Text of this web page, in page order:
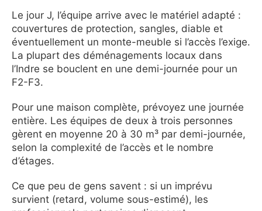
Le jour J, l’équipe arrive avec le matériel adapté :
couvertures de protection, sangles, diable et
éventuellement un monte-meuble si l’accès l’exige.
La plupart des déménagements locaux dans
l’Indre se bouclent en une demi-journée pour un
F2-F3.
Pour une maison complète, prévoyez une journée
entière. Les équipes de deux à trois personnes
gèrent en moyenne 20 à 30 m³ par demi-journée,
selon la complexité de l’accès et le nombre
d’étages.
Ce que peu de gens savent : si un imprévu
survient (retard, volume sous-estimé), les